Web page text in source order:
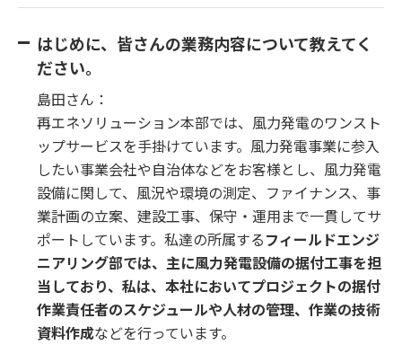
はじめに、皆さんの業務内容について教えてく
ださい。
島田さん：
再エネソリューション本部では、風力発電のワンスト
ップサービスを手掛けています。風力発電事業に参入
したい事業会社や自治体などをお客様とし、風力発電
設備に関して、風況や環境の測定、ファイナンス、事
業計画の立案、建設工事、保守・運用まで一貫してサ
ポートしています。私達の所属するフィールドエンジ
ニアリング部では、主に風力発電設備の据付工事を担
当しており、私は、本社においてプロジェクトの据付
作業責任者のスケジュールや人材の管理、作業の技術
資料作成などを行っています。